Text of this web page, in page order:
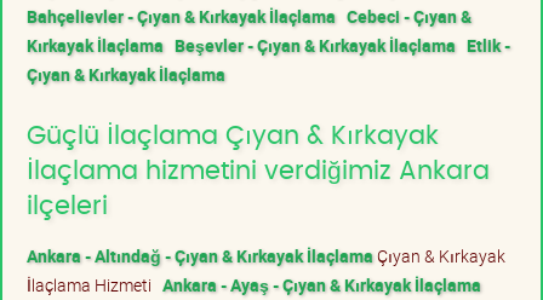
Bahçelievler - Çıyan & Kırkayak İlaçlama Cebeci - Çıyan &
Kırkayak İlaçlama Beşevler - Çıyan & Kırkayak İlaçlama Etlik -
Çıyan & Kırkayak İlaçlama
Güçlü İlaçlama Çıyan & Kırkayak
İlaçlama hizmetini verdiğimiz Ankara
ilçeleri
Ankara - Altındağ - Çıyan & Kırkayak İlaçlamaÇıyan & Kırkayak
İlaçlama Hizmeti Ankara - Ayaş - Çıyan & Kırkayak İlaçlama